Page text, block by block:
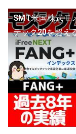
SMT米国株式モ
テック20を超え